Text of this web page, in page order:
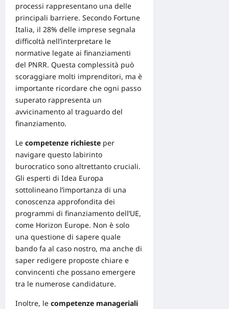
processi rappresentano una delle
principali barriere. Secondo Fortune
Italia, il 28% delle imprese segnala
difficoltà nell’interpretare le
normative legate ai finanziamenti
del PNRR. Questa complessità può
scoraggiare molti imprenditori, ma è
importante ricordare che ogni passo
superato rappresenta un
avvicinamento al traguardo del
finanziamento.
Le competenze richieste per
navigare questo labirinto
burocratico sono altrettanto cruciali.
Gli esperti di Idea Europa
sottolineano l’importanza di una
conoscenza approfondita dei
programmi di finanziamento dell’UE,
come Horizon Europe. Non è solo
una questione di sapere quale
bando fa al caso nostro, ma anche di
saper redigere proposte chiare e
convincenti che possano emergere
tra le numerose candidature.
Inoltre, le competenze manageriali